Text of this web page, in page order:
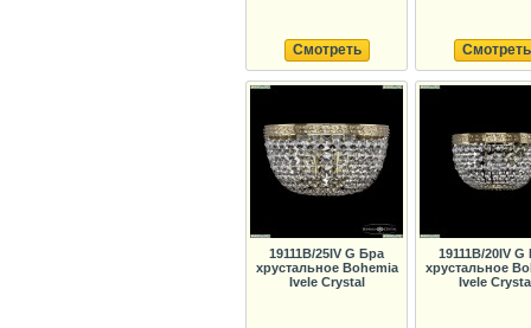
Смотреть Смотреть
19111B/25IV G Бра
хрустальное Bohemia
Ivele Crystal
19111B/20IV G
хрустальное
Ivele